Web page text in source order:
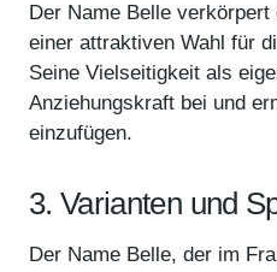
Der Name Belle
einer attraktiven Wahl für
Seine Vielseitigkeit als
Anziehungskraft bei und
einzufügen.
3. Varianten und
Der Name Belle, der im